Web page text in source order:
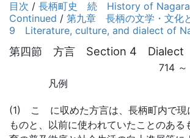
目次 / 長柄町史 続 History of
Continued / 第九章 長柄の文学・文
9 Literature, culture, and dialect of
第四節 方言 Section 4 Dialect
714
凡例
(1) こゝに収めた方言は、長柄町内で現
ものと、以前に使われていたことのある